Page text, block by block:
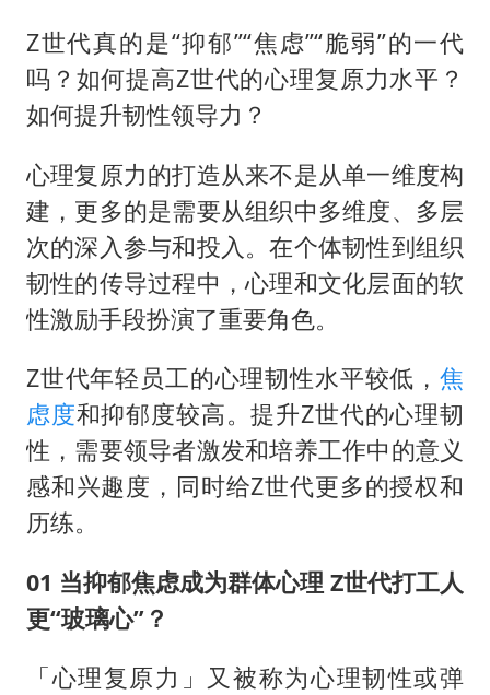
Z世代真的是“抑郁”“焦虑”“脆弱”的一代
吗？如何提高Z世代的心理复原力水平？
如何提升韧性领导力？
心理复原力的打造从来不是从单一维度构
建，更多的是需要从组织中多维度、多层
次的深入参与和投入。在个体韧性到组织
韧性的传导过程中，心理和文化层面的软
性激励手段扮演了重要角色。
Z世代年轻员工的心理韧性水平较低，焦
虑度和抑郁度较高。提升Z世代的心理韧
性，需要领导者激发和培养工作中的意义
感和兴趣度，同时给Z世代更多的授权和
历练。
01 当抑郁焦虑成为群体心理 Z世代打工人
更“玻璃心”？
「心理复原力」又被称为心理韧性或弹